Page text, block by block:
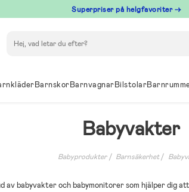
Superpriser på helgfavoriter →
BarnskorBarnvagnarBilstolar
Babyvakter
Babyprodukter Barnsäkerhet
av babyvakter och babymonitorer som hjälper dig